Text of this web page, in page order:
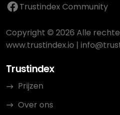
Trustindex Community
Copyright © 2026 Alle
www.trustindex.io |
Trustindex
Prijzen
Over ons